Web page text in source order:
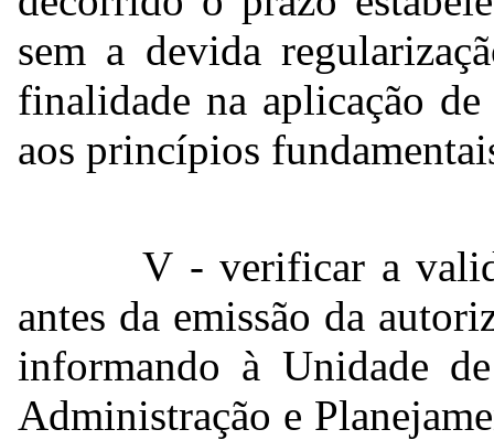
sem a devida
finalidade na aplicação
aos princípios
V - verificar a
antes da emissão da
informando à Unidade
Administração e